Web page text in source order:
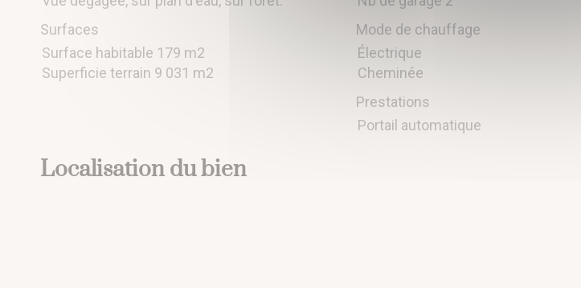
Surfaces
Surface habitable 179 m2
Superficie terrain 9 031 m2
Mode de chauffage
Électrique
Cheminée
Prestations
Portail automatique
Localisation du bien